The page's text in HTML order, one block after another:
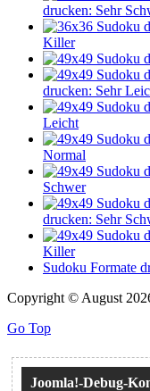
drucken: Sehr
Killer
drucken: Sehr
Leicht
Normal
Schwer
drucken: Sehr
Killer
Sudoku Formate
Copyright © August
Go Top
Joomla!-Debug-